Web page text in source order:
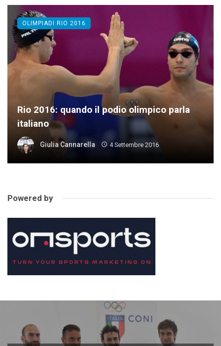
Rio 2016: quando il podio olimpico parla
italiano
Giulia Cannarella 4 Settembre 2016
OLIMPIADI RIO 2016
Powered by